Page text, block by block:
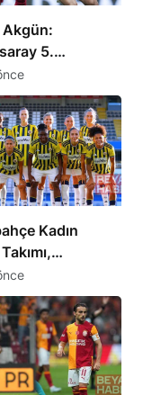
5.
emin
yürüyecek
Kadın
Ligi’ne
Veda Etti